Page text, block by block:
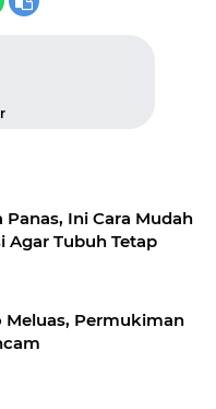
Panas, Ini Cara Mudah
Agar Tubuh Tetap
Meluas, Permukiman